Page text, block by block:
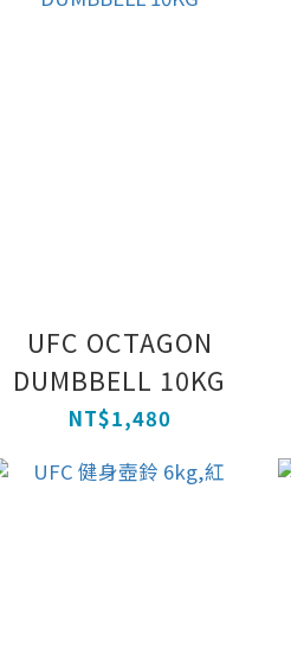
UFC OCTAGON
DUMBBELL 10KG
NT$1,480